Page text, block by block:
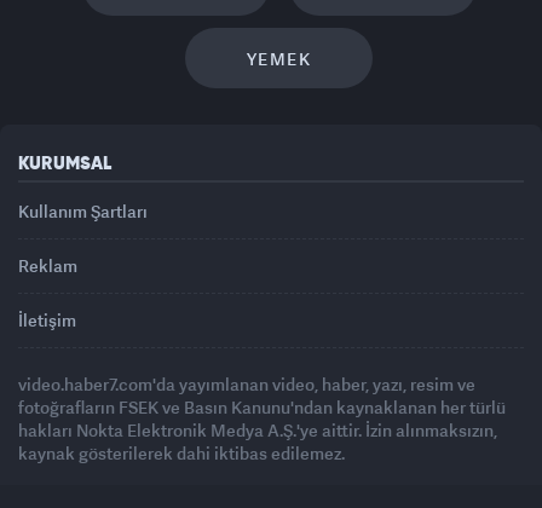
YEMEK
KURUMSAL
Kullanım Şartları
Reklam
İletişim
video.haber7.com'da yayımlanan video, haber, yazı, resim ve
fotoğrafların FSEK ve Basın Kanunu'ndan kaynaklanan her türlü
hakları Nokta Elektronik Medya A.Ş.'ye aittir. İzin alınmaksızın,
kaynak gösterilerek dahi iktibas edilemez.